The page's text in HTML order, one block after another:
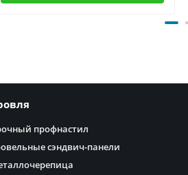
профнастил
сэндвич-панели